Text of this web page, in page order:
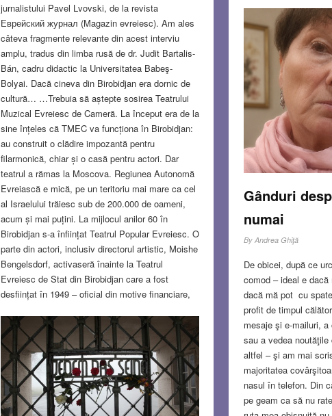
şcoală). În anii de
imperioasă de a scrie
uneori îmi imaginam
scrise de mine ar fi
eram atentă şi la
îmi doream un public
schimbat atunci
Read more…
JUN 11, 2026
jurnalistului Pavel Lvovski, de la revista
Еврейский журнал (Magazin evreiesc). Am ales
câteva fragmente relevante din acest interviu
amplu, tradus din limba rusă de dr. Judit Bartalis-
Bán, cadru didactic la Universitatea Babeş-
Bolyai. Dacă cineva din Birobidjan era dornic de
cultură… …Trebuia să aștepte sosirea Teatrului
Muzical Evreiesc de Cameră. La început era de la
sine înțeles că TMEC va funcționa în Birobidjan:
au construit o clădire impozantă pentru
filarmonică, chiar și o casă pentru actori. Dar
teatrul a rămas la Moscova. Regiunea Autonomă
Evreiască e mică, pe un teritoriu mai mare ca cel
al Israelului trăiesc sub de 200.000 de oameni,
acum și mai puțini. La mijlocul anilor 60 în
Birobidjan s-a înființat Teatrul Popular Evreiesc. O
parte din actori, inclusiv directorul artistic, Moishe
Bengelsdorf, activaseră înainte la Teatrul
Evreiesc de Stat din Birobidjan care a fost
desființat în 1949 – oficial din motive financiare,
funcționau mai multe teatre naționale (iacut,
tuvan, altaic) și ele nu au fost închise.
Read
more…
MAY 28, 2026 6 COMMENTS
Gânduri
numai
By Andrea Ghiţă
De obicei, după ce
comod – ideal e
dacă mă pot cu
profit de timpul
mesaje şi e-mailuri,
sau a vedea
altfel – şi am mai
majoritatea
nasul în telefon. Din
pe geam ca să nu